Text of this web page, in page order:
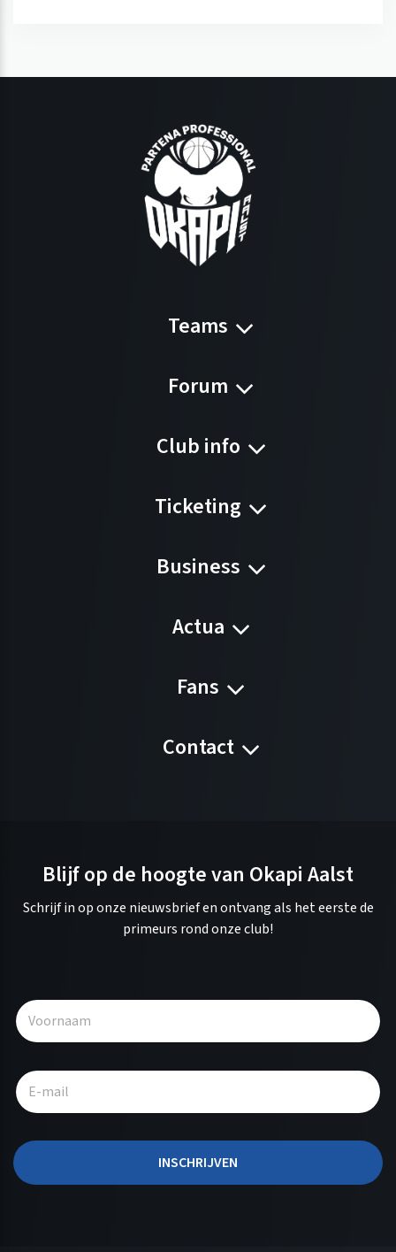
Teams
Forum
Club info
Ticketing
Business
Actua
Fans
Contact
Blijf op de hoogte van Okapi Aalst
Schrijf in op onze nieuwsbrief en ontvang als het eerste de
primeurs rond onze club!
INSCHRIJVEN
l
r
t